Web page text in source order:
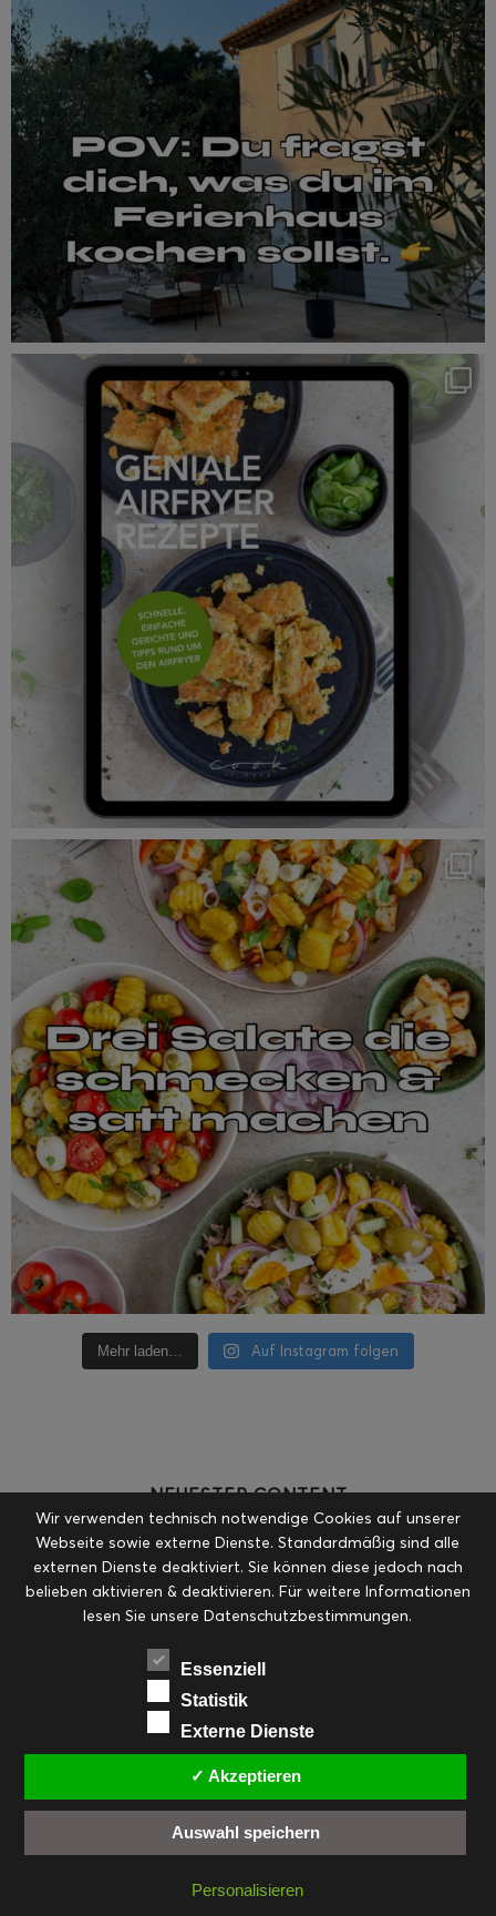
Mehr laden… Auf Instagram folgen
NEUESTER CONTENT
Erdbeer-Joghurt-Eis am Stil
Mein neues Airfryer E-Book
Wir verwenden technisch notwendige Cookies auf unserer
Webseite sowie externe Dienste. Standardmäßig sind alle
externen Dienste deaktiviert. Sie können diese jedoch nach
belieben aktivieren & deaktivieren. Für weitere Informationen
lesen Sie unsere Datenschutzbestimmungen.
Essenziell
Statistik
Externe Dienste
✓ Akzeptieren
Auswahl speichern
Personalisieren